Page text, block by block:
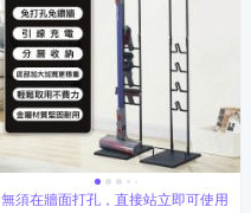
無須在牆面打孔，直接站立即可使用